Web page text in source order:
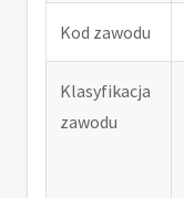
Kod zawodu
Klasyfikacja
zawodu